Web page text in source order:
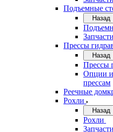
Подъемные
Назад
Прессы
Назад
Прессы
Опции и
прессам
Реечные
Рохли
Назад
Рохли